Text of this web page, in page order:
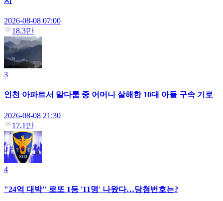
2026-08-08 07:00
18.3만
3
인천 아파트서 말다툼 중 어머니 살해한 10대 아들 구속 기로
2026-08-08 21:30
17.1만
4
"24억 대박" 로또 1등 '11명' 나왔다…당첨번호는?